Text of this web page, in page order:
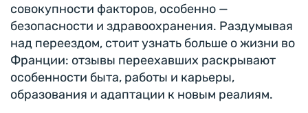
совокупности факторов, особенно —
безопасности и здравоохранения. Раздумывая
над переездом, стоит узнать больше о жизни во
Франции: отзывы переехавших раскрывают
особенности быта, работы и карьеры,
образования и адаптации к новым реалиям.